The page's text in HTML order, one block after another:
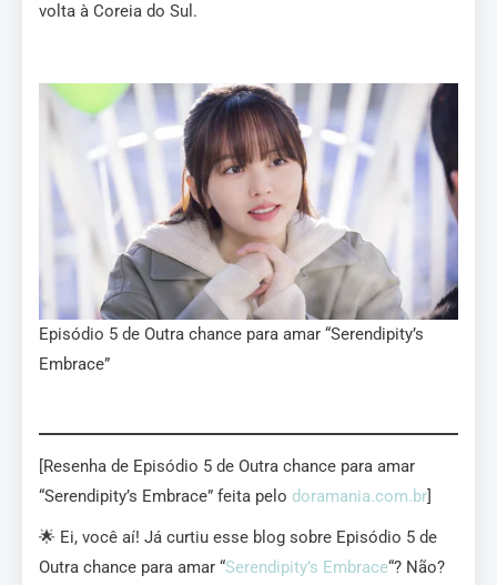
volta à Coreia do Sul.
Episódio 5 de Outra chance para amar “Serendipity’s
Embrace”
[Resenha de Episódio 5 de Outra chance para amar
“Serendipity’s Embrace” feita pelo doramania.com.br]
🌟 Ei, você aí! Já curtiu esse blog sobre Episódio 5 de
Outra chance para amar “Serendipity’s Embrace“? Não?